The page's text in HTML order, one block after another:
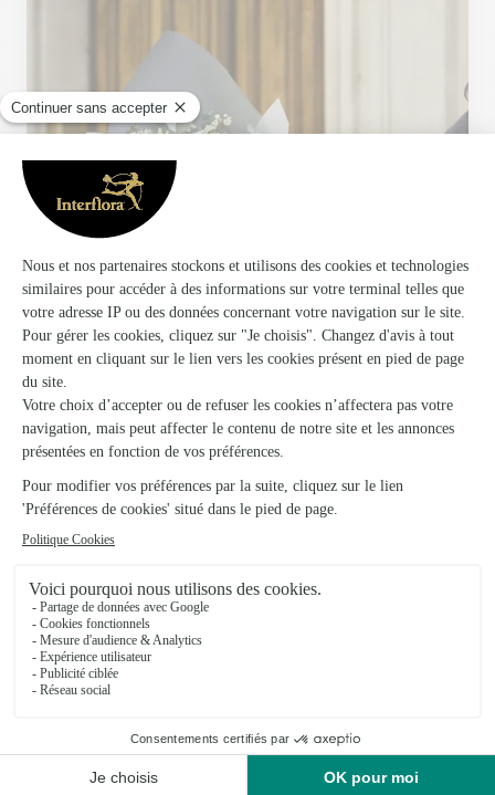
Filiflorest membre du réseau Interflora et a obtenu le
de service.